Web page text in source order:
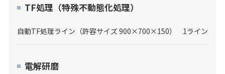
TF処理（特殊不動態化処理）
自動TF処理ライン（許容サイズ 900×700×150） 1ライン
電解研磨